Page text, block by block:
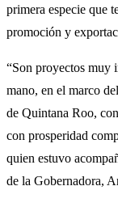
primera especie que
promoción y
“Son proyectos muy
mano, en el marco
de Quintana Roo,
con prosperidad
quien estuvo
de la Gobernadora,